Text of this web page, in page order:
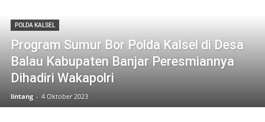
POLDA KALSEL
Program Sumur Bor Polda Kalsel di Desa
Balau Kabupaten Banjar Peresmiannya
Dihadiri Wakapolri
lintang - 4 Oktober 2023